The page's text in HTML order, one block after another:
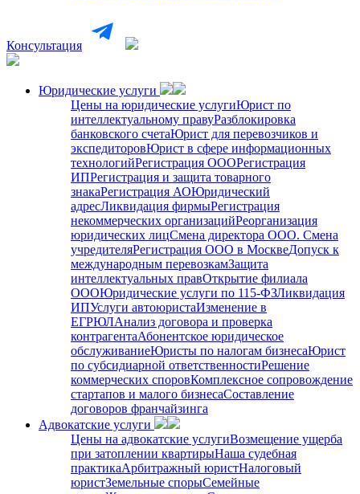
Консультация
Юридические услуги
Цены на юридические услугиЮрист по
интеллектуальному правуРазблокировка
банковского счетаЮрист для перевозчиков и
экспедиторовЮрист в сфере информационных
технологийРегистрация ОООРегистрация
ИПРегистрация и защита товарного
знакаРегистрация АОЮридический
адресЛиквидация фирмыРегистрация
некоммерческих организацийРеорганизация
юридических лицСмена директора ООО. Смена
учредителяРегистрация ООО в МосквеДопуск к
международным перевозкамЗащита
интеллектуальных правОткрытие филиала
ОООЮридические услуги по 115-ФЗЛиквидация
ИПУслуги автоюристаИзменение в
ЕГРЮЛАнализ договора и проверка
контрагентаАбонентское юридическое
обслуживаниеЮристы по налогам бизнесаЮрист
по субсидиарной ответственностиРешение
коммерческих споровКомплексное сопровождение
стартапов и малого бизнесаСоставление
договоров франчайзинга
Адвокатские услуги
Цены на адвокатские услугиВозмещение ущерба
при затоплении квартирыНаша судебная
практикаАрбитражный юристНалоговый
юристЗемельные спорыСемейные